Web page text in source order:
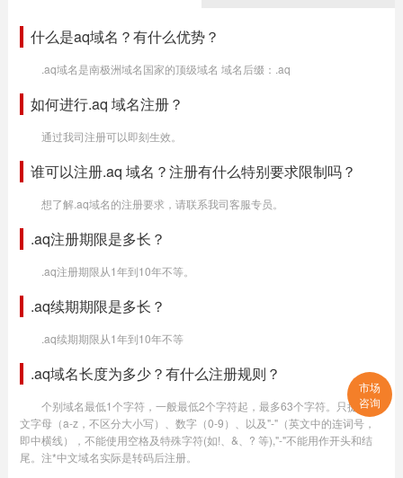
什么是aq域名？有什么优势？
.aq域名是南极洲域名国家的顶级域名 域名后缀：.aq
如何进行.aq 域名注册？
通过我司注册可以即刻生效。
谁可以注册.aq 域名？注册有什么特别要求限制吗？
想了解.aq域名的注册要求，请联系我司客服专员。
.aq注册期限是多长？
.aq注册期限从1年到10年不等。
.aq续期期限是多长？
.aq续期期限从1年到10年不等
.aq域名长度为多少？有什么注册规则？
个别域名最低1个字符，一般最低2个字符起，最多63个字符。只提供英
文字母（a-z，不区分大小写）、数字（0-9）、以及"-"（英文中的连词号，
即中横线），不能使用空格及特殊字符(如!、&、? 等),"-"不能用作开头和结
尾。注*中文域名实际是转码后注册。
市场
咨询